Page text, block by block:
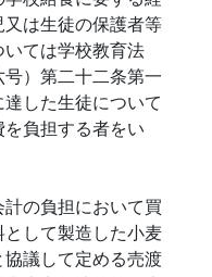
は生徒の保護者等
いては学校教育法
号）第二十二条第一
した生徒について
負担する者をい
の負担において買
して製造した小麦
議して定める売渡